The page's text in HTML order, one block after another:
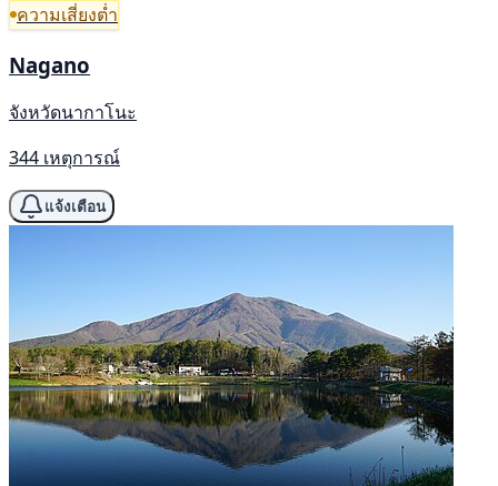
ความเสี่ยงต่ำ
Nagano
จังหวัดนากาโนะ
344 เหตุการณ์
แจ้งเตือน